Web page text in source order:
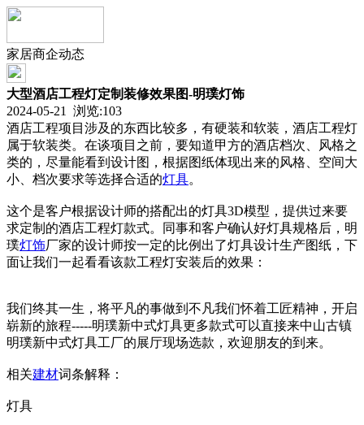
家居商企动态
大型酒店工程灯定制装修效果图-明璞灯饰
2024-05-21 浏览:103
酒店工程项目涉及的东西比较多，有硬装和软装，酒店工程灯
属于软装类。在谈项目之前，要知道甲方的酒店档次、风格之
类的，尽量能看到设计图，根据图纸体现出来的风格、空间大
小、档次要求等选择合适的灯具。
这个是客户根据设计师的搭配出的灯具3D模型，提供过来要
求定制的酒店工程灯款式。同事和客户确认好灯具规格后，明
璞灯饰厂家的设计师按一定的比例出了灯具设计生产图纸，下
面让我们一起看看该款工程灯安装后的效果：
我们终其一生，将平凡的事做到不凡我们怀着工匠精神，开启
崭新的旅程-----明璞新中式灯具更多款式可以直接来中山古镇
明璞新中式灯具工厂的展厅现场选款，欢迎朋友的到来。
相关建材词条解释：
灯具